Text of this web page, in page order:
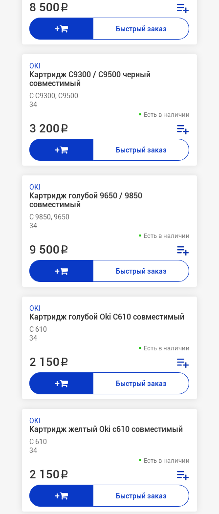
8 500 ₽
+ Быстрый заказ
OKI
Картридж С9300 / C9500 черный
совместимый
C C9300, C9500
34
Есть в наличии
3 200 ₽
+ Быстрый заказ
OKI
Картридж голубой 9650 / 9850
совместимый
C 9850, 9650
34
Есть в наличии
9 500 ₽
+ Быстрый заказ
OKI
Картридж голубой Oki C610 совместимый
C 610
34
Есть в наличии
2 150 ₽
+ Быстрый заказ
OKI
Картридж желтый Oki c610 совместимый
C 610
34
Есть в наличии
2 150 ₽
+ Быстрый заказ